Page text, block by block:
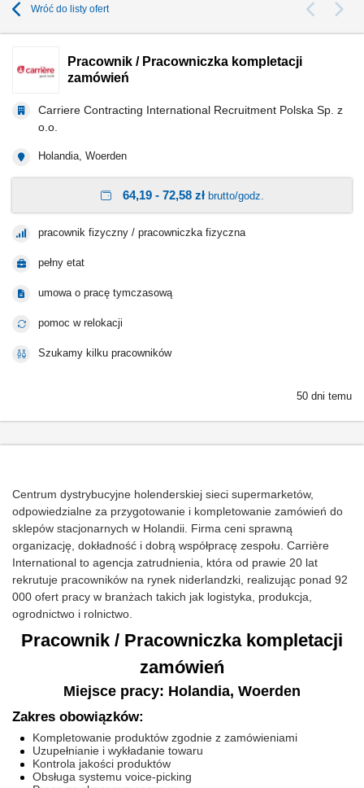
Wróć do listy ofert
Pracownik / Pracowniczka kompletacji
zamówień
Carriere Contracting International Recruitment Polska Sp. z
o.o.
Holandia, Woerden
64,19 - 72,58 złbrutto/godz.
pracownik fizyczny / pracowniczka fizyczna
pełny etat
umowa o pracę tymczasową
pomoc w relokacji
Szukamy kilku pracowników
50 dni temu
Centrum dystrybucyjne holenderskiej sieci supermarketów,
odpowiedzialne za przygotowanie i kompletowanie zamówień do
sklepów stacjonarnych w Holandii. Firma ceni sprawną
organizację, dokładność i dobrą współpracę zespołu. Carrière
International to agencja zatrudnienia, która od prawie 20 lat
rekrutuje pracowników na rynek niderlandzki, realizując ponad 92
000 ofert pracy w branżach takich jak logistyka, produkcja,
ogrodnictwo i rolnictwo.
Pracownik / Pracowniczka kompletacji
zamówień
Miejsce pracy: Holandia, Woerden
Zakres obowiązków:
Kompletowanie produktów zgodnie z zamówieniami
Uzupełnianie i wykładanie towaru
Kontrola jakości produktów
Obsługa systemu voice-picking